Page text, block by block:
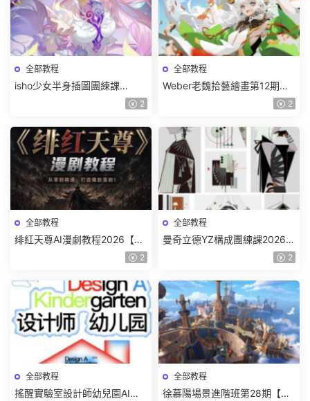
全部教程
isho少女半身插圖團練課
2026【畫質高清隻有視頻】 2
全部教程
Weber老魏拾藝繪畫第12期角
色特訓班【畫質不錯隻有視
2
全部教程
绯紅天尊AI漫劇教程2026【畫
2
全部教程
曼奇立德YZ構成團練課2026年
8月已結課【畫質高清有課件】
2
全部教程
搖醒實驗室設計師幼兒園AI軟
全部教程
徐慕陽場景進階班第28期【畫